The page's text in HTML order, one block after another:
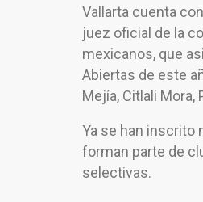
Vallarta cuenta
juez oficial de la
mexicanos, que
Abiertas de este
Mejía, Citlali Mora,
Ya se han inscrito
forman parte de
selectivas.